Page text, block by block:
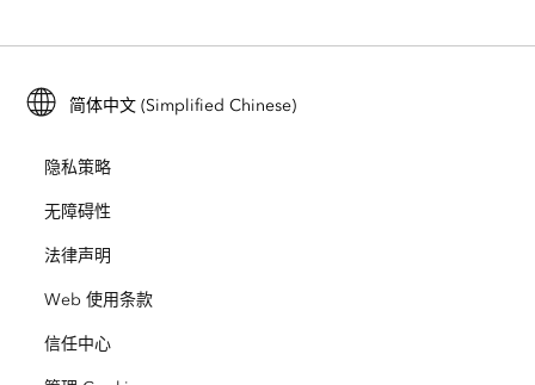
Esri Store
Esri 年轻专家关系网
培训
ArcUser
ArcNews
ArcWatch
Esri 视频
招贤纳士
开放视野
业务行为准则
ArcGIS for Student Use
保护
教育
简体中文 (Simplified Chinese)
隐私策略
无障碍性
法律声明
Web 使用条款
信任中心